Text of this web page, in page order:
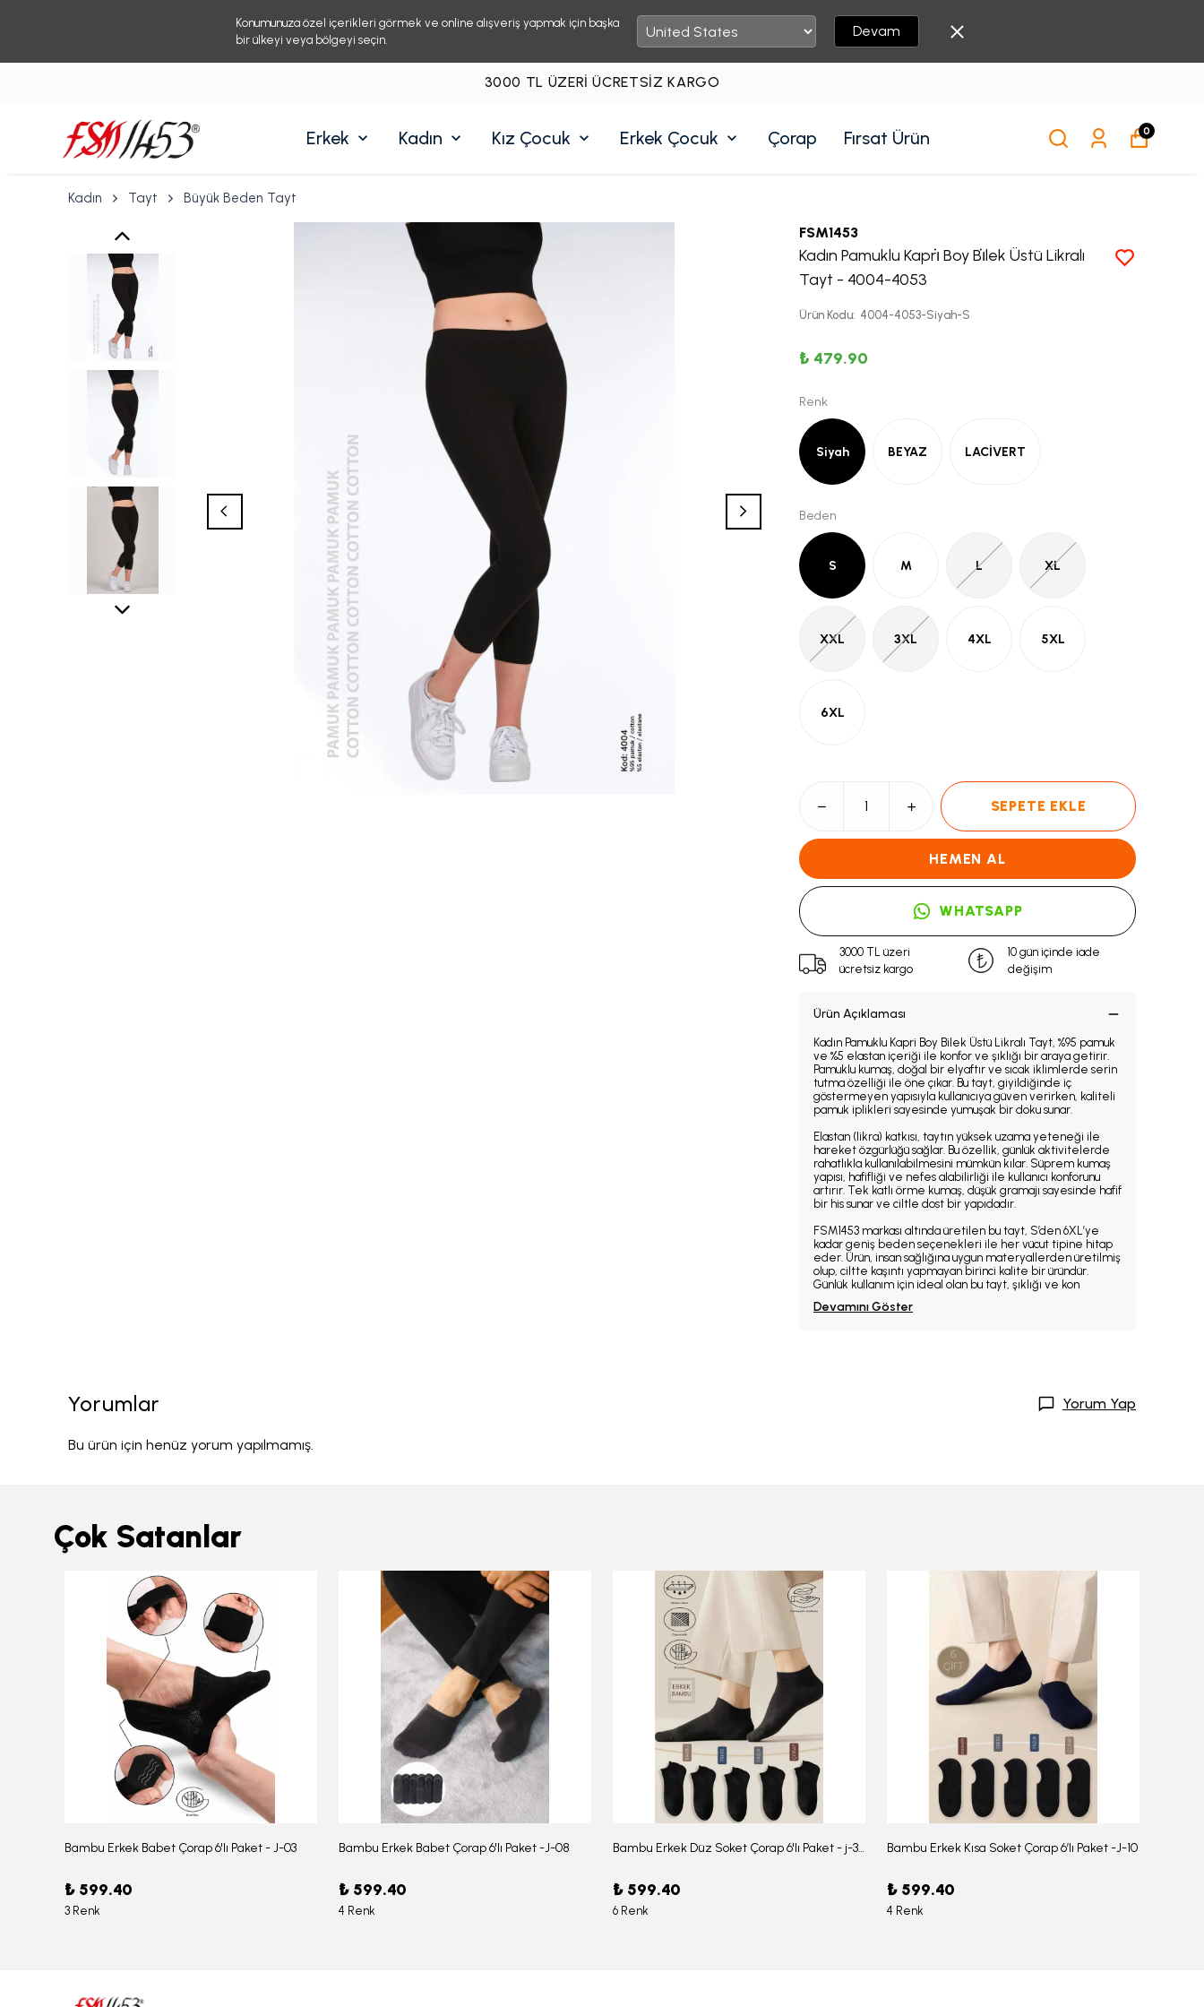
Konumunuza özel içerikleri görmek ve online alışveriş yapmak için başka
bir ülkeyi veya bölgeyi seçin.
Devam
3000 TL ÜZERI ÜCRETSIZ KARGO
Erkek Kadın Kız Çocuk Erkek Çocuk Çorap Fırsat Ürün 0
Kadın Tayt Büyük Beden Tayt
FSM1453
Kadın Pamuklu Kapri̇ Boy Bi̇lek Üstü Likralı
Tayt - 4004-4053
Ürün Kodu: 4004-4053-Siyah-S
₺ 479.90
Renk
Siyah BEYAZ LACİVERT
Beden
S M L XL
XXL 3XL 4XL 5XL
6XL
SEPETE EKLE
HEMEN AL
WHATSAPP
3000 TL üzeri
ücretsiz kargo
10 gün içinde iade
değişim
Ürün Açıklaması
Kadın Pamuklu Kapri Boy Bilek Üstü Likralı Tayt, %95 pamuk
ve %5 elastan içeriği ile konfor ve şıklığı bir araya getirir.
Pamuklu kumaş, doğal bir elyaftır ve sıcak iklimlerde serin
tutma özelliği ile öne çıkar. Bu tayt, giyildiğinde iç
göstermeyen yapısıyla kullanıcıya güven verirken, kaliteli
pamuk iplikleri sayesinde yumuşak bir doku sunar.
Elastan (likra) katkısı, taytın yüksek uzama yeteneği ile
hareket özgürlüğü sağlar. Bu özellik, günlük aktivitelerde
rahatlıkla kullanılabilmesini mümkün kılar. Süprem kumaş
yapısı, hafifliği ve nefes alabilirliği ile kullanıcı konforunu
artırır. Tek katlı örme kumaş, düşük gramajı sayesinde hafif
bir his sunar ve ciltle dost bir yapıdadır.
FSM1453 markası altında üretilen bu tayt, S’den 6XL’ye
kadar geniş beden seçenekleri ile her vücut tipine hitap
eder. Ürün, insan sağlığına uygun materyallerden üretilmiş
olup, ciltte kaşıntı yapmayan birinci kalite bir üründür.
Günlük kullanım için ideal olan bu tayt, şıklığı ve kon
Devamını Göster
Yorumlar Yorum Yap
Bu ürün için henüz yorum yapılmamış.
Çok Satanlar
Bambu Erkek Babet Çorap 6'lı Paket - J-03
₺ 599.40
3 Renk
Bambu Erkek Babet Çorap 6'lı Paket -J-08
₺ 599.40
4 Renk
Bambu Erkek Düz Soket Çorap 6'lı Paket - j-354
₺ 599.40
6 Renk
Bambu Erkek Kısa Soket Çorap 6’lı Paket -J-10
₺ 599.40
4 Renk